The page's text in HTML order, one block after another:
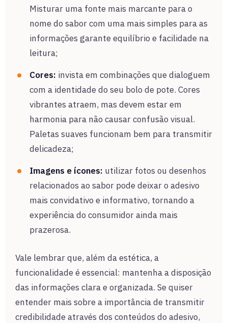
Misturar uma fonte mais marcante para o
nome do sabor com uma mais simples para as
informações garante equilíbrio e facilidade na
leitura;
Cores: invista em combinações que dialoguem
com a identidade do seu bolo de pote. Cores
vibrantes atraem, mas devem estar em
harmonia para não causar confusão visual.
Paletas suaves funcionam bem para transmitir
delicadeza;
Imagens e ícones: utilizar fotos ou desenhos
relacionados ao sabor pode deixar o adesivo
mais convidativo e informativo, tornando a
experiência do consumidor ainda mais
prazerosa.
Vale lembrar que, além da estética, a
funcionalidade é essencial: mantenha a disposição
das informações clara e organizada. Se quiser
entender mais sobre a importância de transmitir
credibilidade através dos conteúdos do adesivo,